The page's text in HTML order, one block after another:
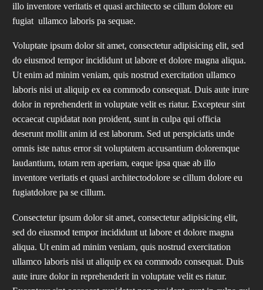
illo inventore veritatis et quasi architecto se cillum dolore eu
fugiat ullamco laboris pa sequae.
Voluptate ipsum dolor sit amet, consectetur adipisicing elit, sed
do eiusmod tempor incididunt ut labore et dolore magna aliqua.
Ut enim ad minim veniam, quis nostrud exercitation ullamco
laboris nisi ut aliquip ex ea commodo consequat. Duis aute irure
dolor in reprehenderit in voluptate velit es riatur. Excepteur sint
occaecat cupidatat non proident, sunt in culpa qui officia
deserunt mollit anim id est laborum. Sed ut perspiciatis unde
omnis iste natus error sit voluptatem accusantium doloremque
laudantium, totam rem aperiam, eaque ipsa quae ab illo
inventore veritatis et quasi architectodolore se cillum dolore eu
fugiatdolore pa se cillum.
Consectetur ipsum dolor sit amet, consectetur adipisicing elit,
sed do eiusmod tempor incididunt ut labore et dolore magna
aliqua. Ut enim ad minim veniam, quis nostrud exercitation
ullamco laboris nisi ut aliquip ex ea commodo consequat. Duis
aute irure dolor in reprehenderit in voluptate velit es riatur.